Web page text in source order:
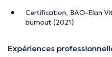
Certification, BAO-Elan
burnout (2021)
Expériences